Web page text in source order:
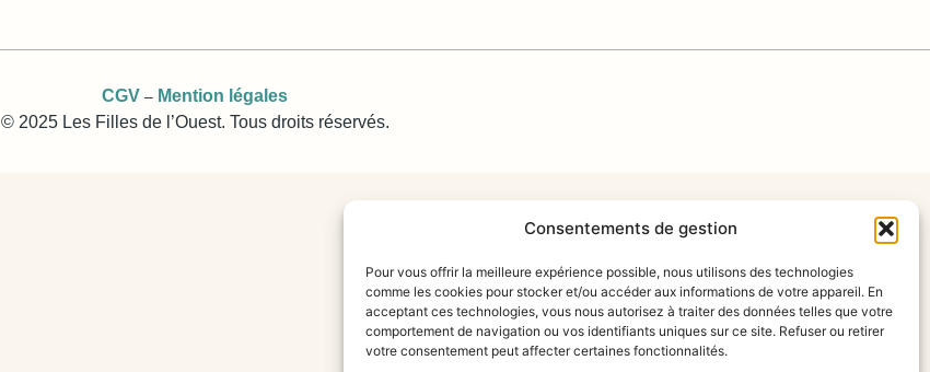
Consentements de gestion
Pour vous offrir la meilleure expérience possible, nous utilisons des technologies
comme les cookies pour stocker et/ou accéder aux informations de votre appareil. En
acceptant ces technologies, vous nous autorisez à traiter des données telles que votre
comportement de navigation ou vos identifiants uniques sur ce site. Refuser ou retirer
votre consentement peut affecter certaines fonctionnalités.
CGV – Mention légales
© 2025 Les Filles de l’Ouest. Tous droits réservés.